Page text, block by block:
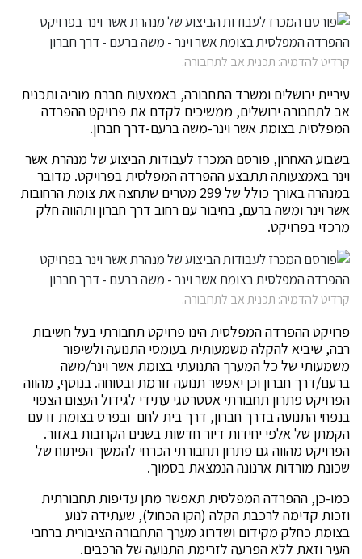
קרדיט להדמיה: תכנית אב לתחבורה.
עיריית ירושלים ומשרד התחבורה, באמצעות חברת מוריה ותכנית
אב לתחבורה ירושלים, ממשיכים לקדם את פרויקט ההפרדה
המפלסית בצומת אשר וינר-משה ברעם-דרך חברון.
בשבוע האחרון, פורסם המכרז לעבודות הביצוע של מנהרת אשר
וינר באמצעותה תתבצע ההפרדה המפלסית בפרויקט. מדובר
במנהרה באורך כולל של 299 מטרים שתחצה את צומת הרחובות
אשר וינר ומשה ברעם, בחיבור עם רחוב דרך חברון ותהווה חלק
מרכזי בפרויקט.
קרדיט להדמיה: תכנית אב לתחבורה.
פרויקט ההפרדה המפלסית הינו פרויקט תחבורתי בעל חשיבות
רבה, שיביא להקלה משמעותית בעומסי התנועה ולשיפור
משמעותי של כל המערך התנועתי בצומת אשר וינר/משה
ברעם/דרך חברון וכן יאפשר תנועה זורמת ובטוחה. בנוסף, מהווה
הפרויקט פתרון תחבורתי אסטרטגי עתידי לגידול העצום הצפוי
בנפחי התנועה בדרך חברון, דרך בית לחם ובפרט בצומת זו עם
הקמתן של אלפי יחידות דיור חדשות בשנים הקרובות באזור.
הפרויקט מהווה גם פתרון תחבורתי הכרחי להמשך הפיתוח של
שכונת מורדות ארנונה הנמצאת בסמוך.
כמו-כן, ההפרדה המפלסית תאפשר מתן עדיפות תחבורתית
וזכות קדימה לרכבת הקלה (הקו הכחול), שעתידה לנוע
בצומת כחלק מקידום ושדרוג מערך התחבורה הציבורית ברחבי
העיר וזאת ללא הפרעה לזרימת התנועה של הרכבים.